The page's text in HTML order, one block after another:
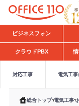
H
oビジネスフォン
クラウドPBX
対応工事 電気工
総合トップ 電気工事